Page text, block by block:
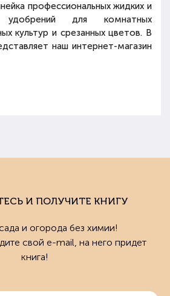
профессиональных жидких и
удобрений для комнатных
культур и срезанных цветов. В
наш интернет-магазин
И ПОЛУЧИТЕ КНИГУ
и огорода без химии!
свой e-mail, на него придет
книга!